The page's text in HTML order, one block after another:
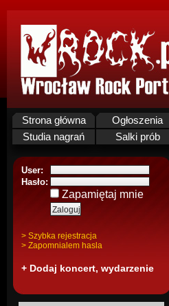
Strona główna Ogłoszenia
Studia nagrań
Salki prób
User:
Hasło:
Zapamiętaj mnie
> Szybka rejestracja
> Zapomnialem hasla
+ Dodaj koncert, wydarzenie